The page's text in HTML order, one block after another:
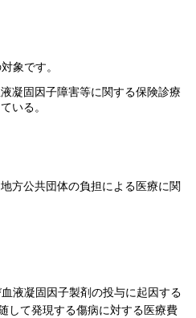
象です。
凝固因子障害等に関する保険診療
いる。
方公共団体の負担による医療に関
液凝固因子製剤の投与に起因する
して発現する傷病に対する医療費